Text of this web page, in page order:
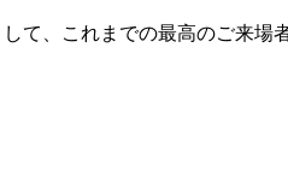
て、これまでの最高のご来